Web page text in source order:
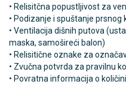
• Relisitčna popustljivost za
• Podizanje i spuštanje
• Ventilacija dišnih putova
maska, samošireći balon)
• Relisitične oznake za
• Zvučna potvrda za pravilnu
• Povratna informacija o